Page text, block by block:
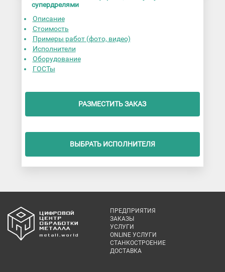
супердрелями
Описание
Стоимость
Примеры работ (фото, видео)
Исполнители
Оборудование
ГОСТы
РАЗМЕСТИТЬ ЗАКАЗ
ВЫБРАТЬ ИСПОЛНИТЕЛЯ
ПРЕДПРИЯТИЯ
ЗАКАЗЫ
УСЛУГИ
ONLINE УСЛУГИ
СТАНКОСТРОЕНИЕ
ДОСТАВКА